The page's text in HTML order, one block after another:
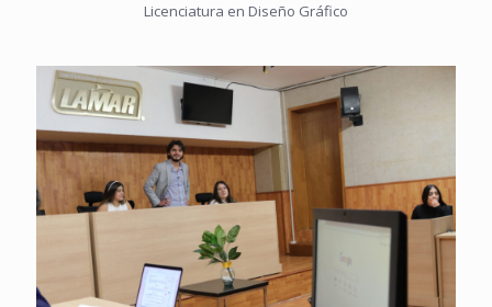
Licenciatura en Diseño Gráfico